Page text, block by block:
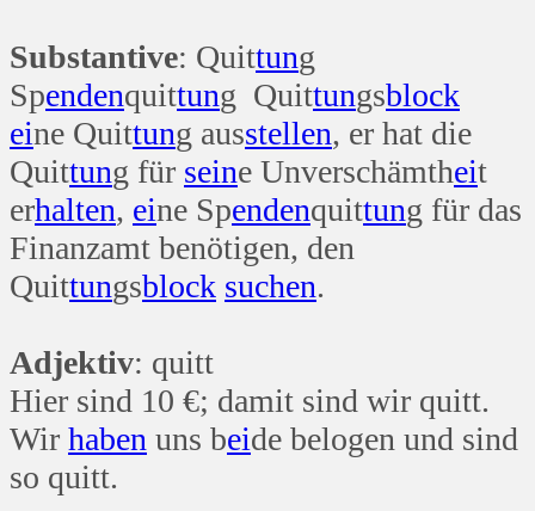
Substantive: Quittung
Spendenquittung Quittungsblock
eine Quittung ausstellen, er hat die
Quittung für seine Unverschämtheit
erhalten, eine Spendenquittung für das
Finanzamt benötigen, den
Quittungsblock suchen.
Adjektiv: quitt
Hier sind 10 €; damit sind wir quitt.
Wir haben uns beide belogen und sind
so quitt.